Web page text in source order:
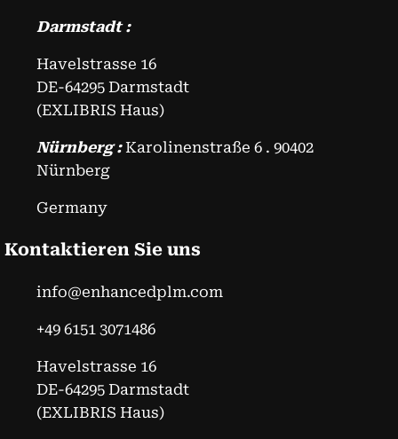
Darmstadt :
Havelstrasse 16
DE-64295 Darmstadt
(EXLIBRIS Haus)
Nürnberg : Karolinenstraße 6 . 90402
Nürnberg
Germany
Kontaktieren Sie uns
info@enhancedplm.com
+49 6151 3071486
Havelstrasse 16
DE-64295 Darmstadt
(EXLIBRIS Haus)